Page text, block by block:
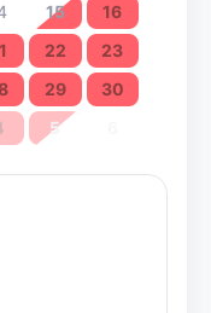
15
16
22
23
29
30
5